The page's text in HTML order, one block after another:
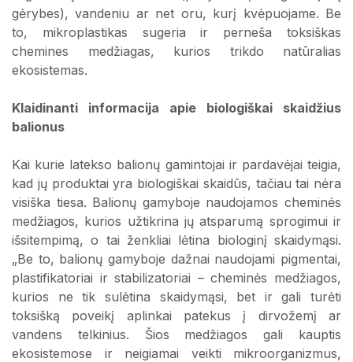
gėrybes), vandeniu ar net oru, kurį kvėpuojame. Be
to, mikroplastikas sugeria ir perneša toksiškas
chemines medžiagas, kurios trikdo natūralias
ekosistemas.
Klaidinanti informacija apie biologiškai skaidžius
balionus
Kai kurie latekso balionų gamintojai ir pardavėjai teigia,
kad jų produktai yra biologiškai skaidūs, tačiau tai nėra
visiška tiesa. Balionų gamyboje naudojamos cheminės
medžiagos, kurios užtikrina jų atsparumą sprogimui ir
išsitempimą, o tai ženkliai lėtina biologinį skaidymąsi.
„Be to, balionų gamyboje dažnai naudojami pigmentai,
plastifikatoriai ir stabilizatoriai – cheminės medžiagos,
kurios ne tik sulėtina skaidymąsi, bet ir gali turėti
toksišką poveikį aplinkai patekus į dirvožemį ar
vandens telkinius. Šios medžiagos gali kauptis
ekosistemose ir neigiamai veikti mikroorganizmus,